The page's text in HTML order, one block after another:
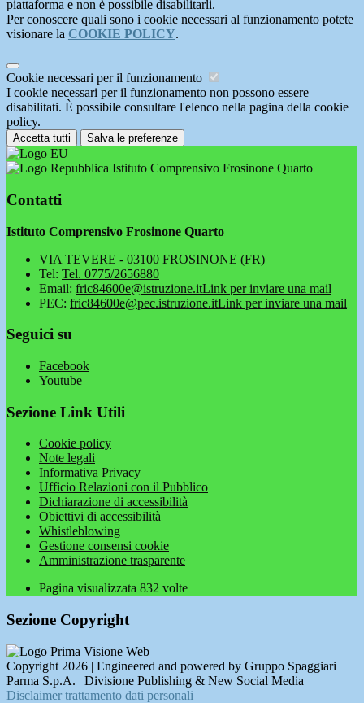
piattaforma e non è possibile disabilitarli.
Per conoscere quali sono i cookie necessari al funzionamento potete
visionare la COOKIE POLICY.
Cookie necessari per il funzionamento
I cookie necessari per il funzionamento non possono essere
disabilitati. È possibile consultare l'elenco nella pagina della cookie
policy.
Accetta tutti Salva le preferenze
Istituto Comprensivo Frosinone Quarto
Contatti
Istituto Comprensivo Frosinone Quarto
VIA TEVERE - 03100 FROSINONE (FR)
Tel: Tel. 0775/2656880
Email: fric84600e@istruzione.itLink per inviare una mail
PEC: fric84600e@pec.istruzione.itLink per inviare una mail
Seguici su
Facebook
Youtube
Sezione Link Utili
Cookie policy
Note legali
Informativa Privacy
Ufficio Relazioni con il Pubblico
Dichiarazione di accessibilità
Obiettivi di accessibilità
Whistleblowing
Gestione consensi cookie
Amministrazione trasparente
Pagina visualizzata 832 volte
Sezione Copyright
Copyright 2026 | Engineered and powered by Gruppo Spaggiari
Parma S.p.A. | Divisione Publishing & New Social Media
Disclaimer trattamento dati personali